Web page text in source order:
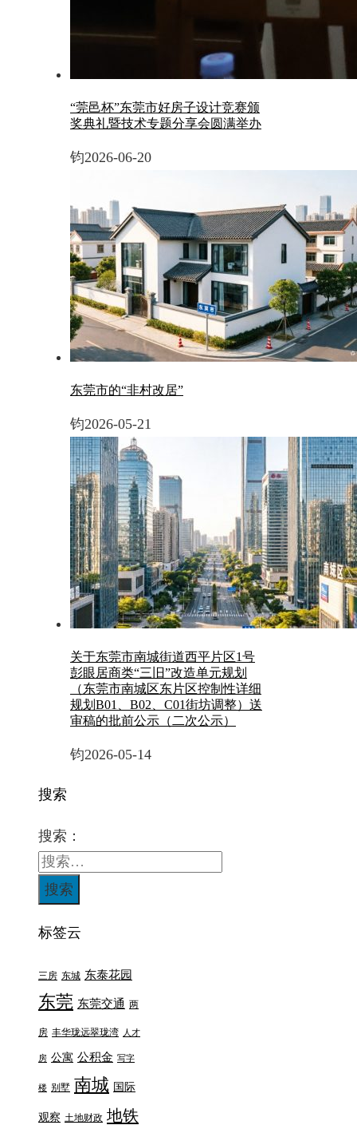
“莞邑杯”东莞市好房子设计竞赛颁
奖典礼暨技术专题分享会圆满举办
钧2026-06-20
东莞市的“非村改居”
钧2026-05-21
关于东莞市南城街道西平片区1号
彭眼居商类“三旧”改造单元规划
（东莞市南城区东片区控制性详细
规划B01、B02、C01街坊调整）送
审稿的批前公示（二次公示）
钧2026-05-14
搜索
搜索：
标签云
三房 东城 东泰花园
东莞 东莞交通 两
房 丰华珑远翠珑湾 人才
房 公寓 公积金 写字
楼 别墅 南城 国际
观察 土地财政 地铁